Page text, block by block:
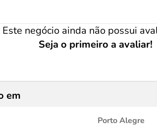
Este negócio ainda não possui
Seja o primeiro a avaliar!
em
Porto Alegre